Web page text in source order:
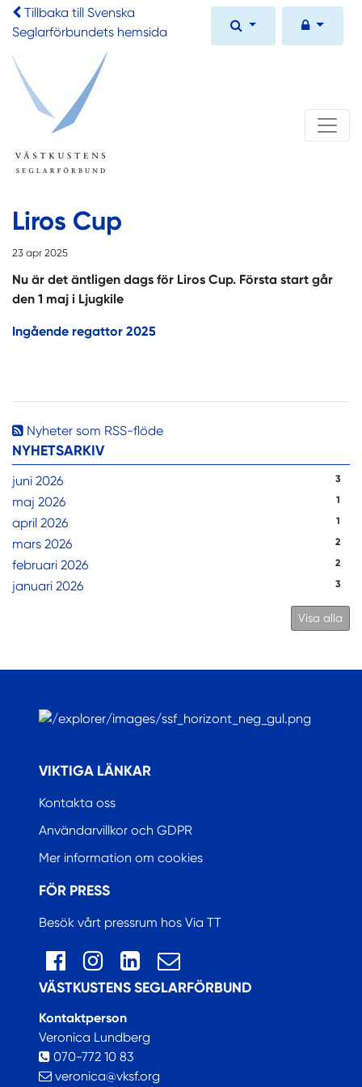
Tillbaka till Svenska
Seglarförbundets hemsida
Nyheter som RSS-flöde
NYHETSARKIV
juni 2026 3
maj 2026 1
april 2026 1
mars 2026 2
februari 2026 2
januari 2026 3
Visa alla
Liros Cup
23 apr 2025
Nu är det äntligen dags för Liros Cup. Första start går
den 1 maj i Ljugkile
Ingående regattor 2025
VIKTIGA LÄNKAR
Kontakta oss
Användarvillkor och GDPR
Mer information om cookies
FÖR PRESS
Besök vårt pressrum hos Via TT
VÄSTKUSTENS SEGLARFÖRBUND
Kontaktperson
Veronica Lundberg
070-772 10 83
veronica@vksf.org